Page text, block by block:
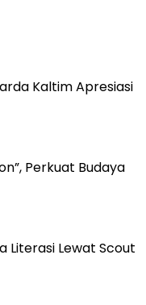
Kaltim Apresiasi
Perkuat Budaya
Literasi Lewat Scout